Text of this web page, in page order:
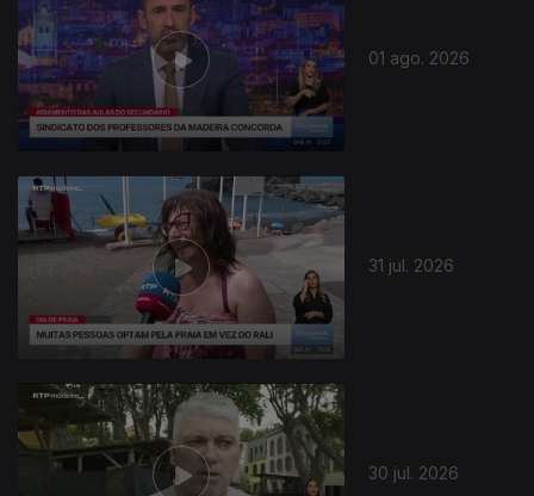
01 ago. 2026
31 jul. 2026
30 jul. 2026